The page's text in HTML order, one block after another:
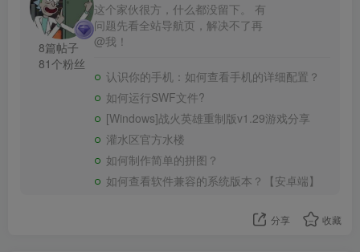
8篇帖子
81个粉丝
这个家伙很方，什么都没留下。 有
问题先看全站导航页，解决不了再
@我！
认识你的手机：如何查看手机的详细配置？
如何运行SWF文件?
[Windows]战火英雄重制版v1.29游戏分享
灌水区官方水楼
如何制作简单的拼图？
如何查看软件兼容的系统版本？【安卓端】
分享 收藏